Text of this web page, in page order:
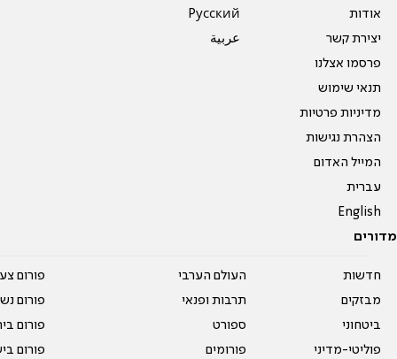
אודות
יצירת קשר
פרסמו אצלנו
תנאי שימוש
מדיניות פרטיות
הצהרת נגישות
המייל האדום
עברית
English
Pусский
عربية
מדורים
חדשות
מבזקים
ביטחוני
פוליטי-מדיני
העולם הערבי
תרבות ופנאי
ספורט
פורומים
פורום
פורום
פורום
פורום